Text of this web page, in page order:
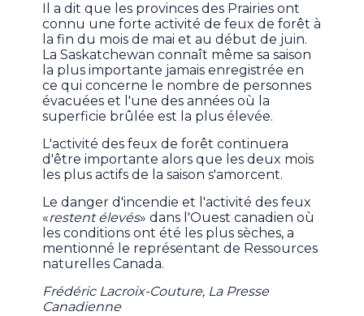
Il a dit que les provinces des Prairies ont
connu une forte activité de feux de forêt à
la fin du mois de mai et au début de juin.
La Saskatchewan connaît même sa saison
la plus importante jamais enregistrée en
ce qui concerne le nombre de personnes
évacuées et l'une des années où la
superficie brûlée est la plus élevée.
L'activité des feux de forêt continuera
d'être importante alors que les deux mois
les plus actifs de la saison s'amorcent.
Le danger d'incendie et l'activité des feux
«restent élevés» dans l'Ouest canadien où
les conditions ont été les plus sèches, a
mentionné le représentant de Ressources
naturelles Canada.
Frédéric Lacroix-Couture, La Presse
Canadienne